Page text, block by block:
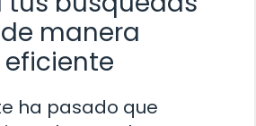
manera
ha pasado que